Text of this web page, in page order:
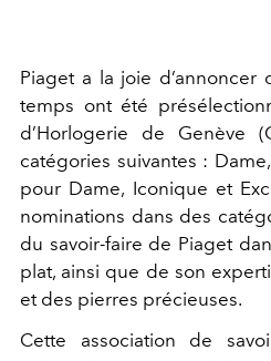
Piaget a la joie
temps ont été
d’Horlogerie de Genève
catégories suivantes :
pour Dame, Iconique et
nominations dans des
du savoir-faire de Piaget
plat, ainsi que de son
et des pierres précieuses.
Cette association de